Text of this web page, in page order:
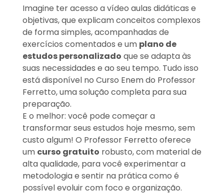
Imagine ter acesso a vídeo aulas didáticas e
objetivas, que explicam conceitos complexos
de forma simples, acompanhadas de
exercícios comentados e um plano de
estudos personalizado que se adapta às
suas necessidades e ao seu tempo. Tudo isso
está disponível no Curso Enem do Professor
Ferretto, uma solução completa para sua
preparação.
E o melhor: você pode começar a
transformar seus estudos hoje mesmo, sem
custo algum! O Professor Ferretto oferece
um curso gratuito robusto, com material de
alta qualidade, para você experimentar a
metodologia e sentir na prática como é
possível evoluir com foco e organização.